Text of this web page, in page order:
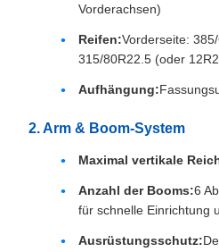
Vorderachsen)
Reifen:Vorderseite:
315/80R22.5 (oder
Aufhängung:
2. Arm & Boom-System
Maximal vertikale
Anzahl der Booms:6
für schnelle Einrichtung
Ausrüstungsschutz: